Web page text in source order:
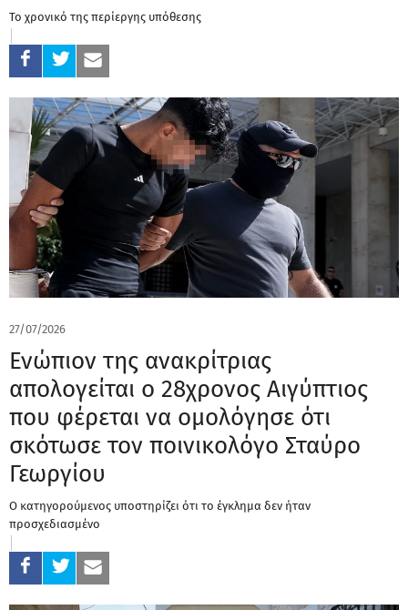
Το χρονικό της περίεργης υπόθεσης
27/07/2026
Ενώπιον της ανακρίτριας
απολογείται ο 28χρονος Αιγύπτιος
που φέρεται να ομολόγησε ότι
σκότωσε τον ποινικολόγο Σταύρο
Γεωργίου
Ο κατηγορούμενος υποστηρίζει ότι το έγκλημα δεν ήταν
προσχεδιασμένο